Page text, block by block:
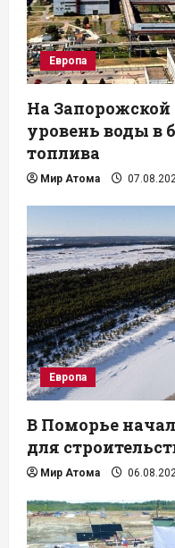
Европа
На
уровень воды в
топлива
Мир Атома
Европа
В Поморье
для
Мир Атома